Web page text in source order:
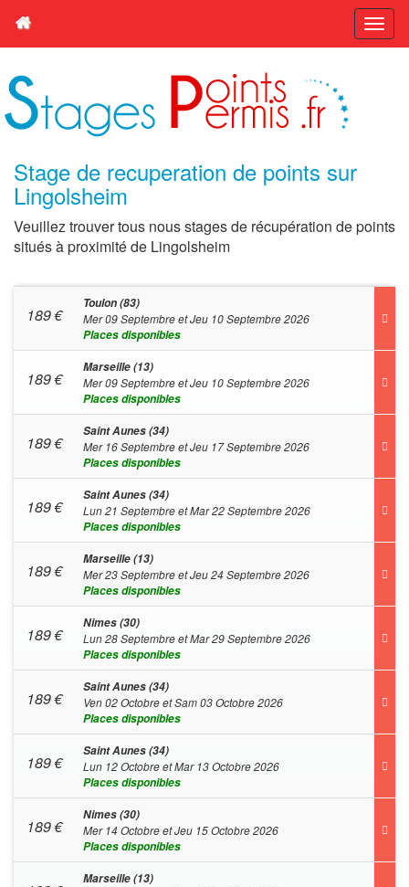
Stage de recuperation de points sur
Lingolsheim
Veuillez trouver tous nous stages de récupération de points
situés à proximité de Lingolsheim
189€
Toulon (83)
Mer 09 Septembre et Jeu 10 Septembre 2026
Places disponibles
189€
Marseille (13)
Mer 09 Septembre et Jeu 10 Septembre 2026
Places disponibles
189€
Saint Aunes (34)
Mer 16 Septembre et Jeu 17 Septembre 2026
Places disponibles
189€
Saint Aunes (34)
Lun 21 Septembre et Mar 22 Septembre 2026
Places disponibles
189€
Marseille (13)
Mer 23 Septembre et Jeu 24 Septembre 2026
Places disponibles
189€
Nimes (30)
Lun 28 Septembre et Mar 29 Septembre 2026
Places disponibles
189€
Saint Aunes (34)
Ven 02 Octobre et Sam 03 Octobre 2026
Places disponibles
189€
Saint Aunes (34)
Lun 12 Octobre et Mar 13 Octobre 2026
Places disponibles
189€
Nimes (30)
Mer 14 Octobre et Jeu 15 Octobre 2026
Places disponibles
Marseille (13)